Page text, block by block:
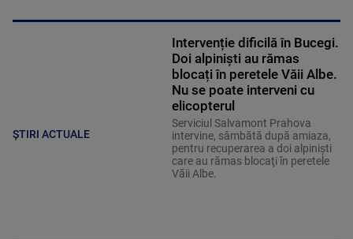
ȘTIRI ACTUALE
Intervenție dificilă în Bucegi.
Doi alpiniști au rămas
blocați în peretele Văii Albe.
Nu se poate interveni cu
elicopterul
Serviciul Salvamont Prahova
intervine, sâmbătă după amiaza,
pentru recuperarea a doi alpinişti
care au rămas blocaţi în peretele
Văii Albe.